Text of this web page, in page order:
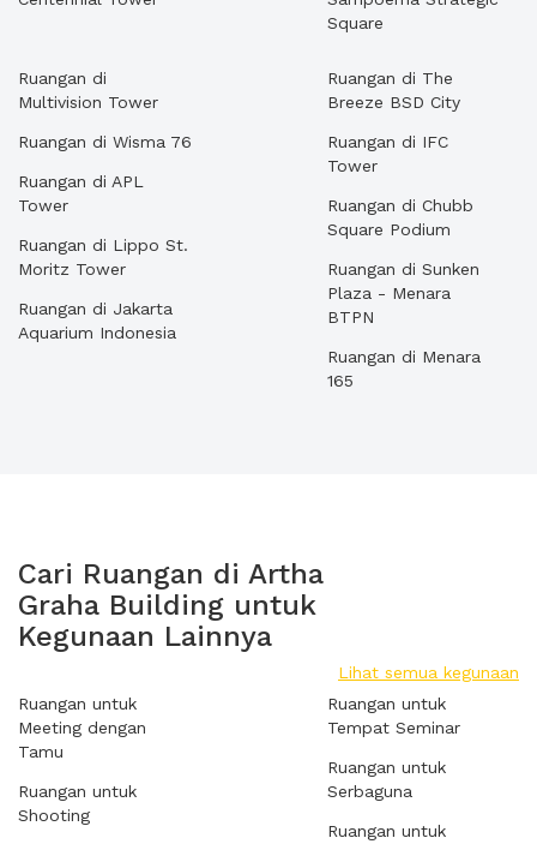
Square
Ruangan di
Multivision Tower
Ruangan di Wisma 76
Ruangan di APL
Tower
Ruangan di Lippo St.
Moritz Tower
Ruangan di Jakarta
Aquarium Indonesia
Ruangan di The
Breeze BSD City
Ruangan di IFC
Tower
Ruangan di Chubb
Square Podium
Ruangan di Sunken
Plaza - Menara
BTPN
Ruangan di Menara
165
Cari Ruangan di Artha
Graha Building untuk
Kegunaan Lainnya
Lihat semua kegunaan
Ruangan untuk
Meeting dengan
Tamu
Ruangan untuk
Shooting
Ruangan untuk
Tempat Seminar
Ruangan untuk
Serbaguna
Ruangan untuk